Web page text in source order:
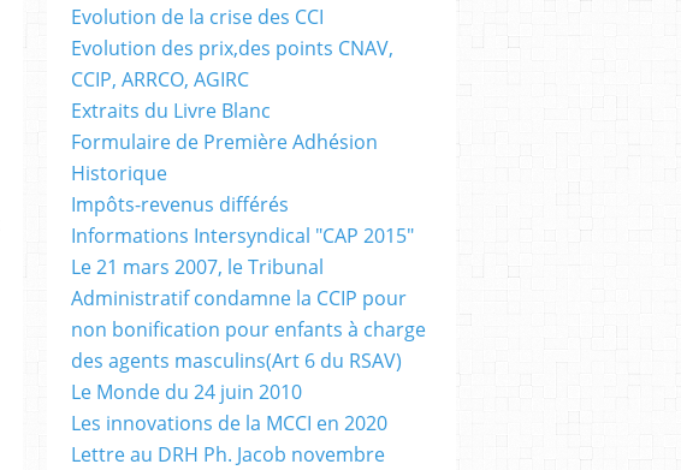
Evolution de la crise des CCI
Evolution des prix,des points CNAV,
CCIP, ARRCO, AGIRC
Extraits du Livre Blanc
Formulaire de Première Adhésion
Historique
Impôts-revenus différés
Informations Intersyndical "CAP 2015"
Le 21 mars 2007, le Tribunal
Administratif condamne la CCIP pour
non bonification pour enfants à charge
des agents masculins(Art 6 du RSAV)
Le Monde du 24 juin 2010
Les innovations de la MCCI en 2020
Lettre au DRH Ph. Jacob novembre